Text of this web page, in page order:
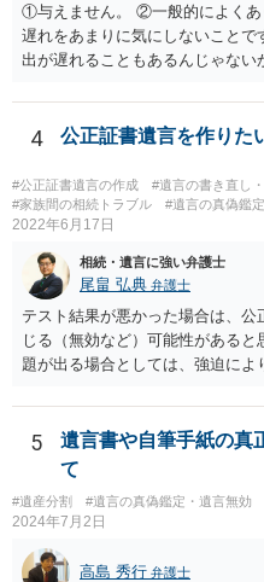
①与えません。 ②一般的によく
遅れをあまりに気にしないこと
出が遅れることもあるんじゃな
4 公正証書遺言を作りた
#公正証書遺言の作成 #遺言の書き直し
#家族間の相続トラブル
#遺言の真偽鑑
2022年6月17日
相続・遺言に強い弁護士
尾畠 弘典 弁護士
テスト結果が悪かった場合は、
じる（無効など）可能性がある
題が出る場合としては、強迫に
すが、弁護士に作成を依頼する
ースが多いと思います。 報酬体
律の基準はありません。
5
遺言書や自筆手紙の真
て
#遺産分割 #遺言の真偽鑑定・遺言無効
2024年7月2日
高島 秀行 弁護士